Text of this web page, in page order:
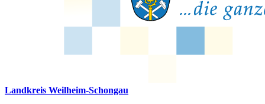
Landkreis Weilheim-Schongau